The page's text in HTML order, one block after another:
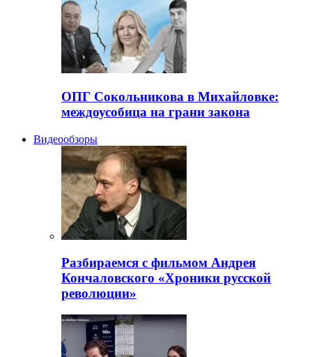
ОПГ Сокольникова в Михайловке:
междоусобица на грани закона
Видеообзоры
Разбираемся с фильмом Андрея
Кончаловского «Хроники русской
революции»